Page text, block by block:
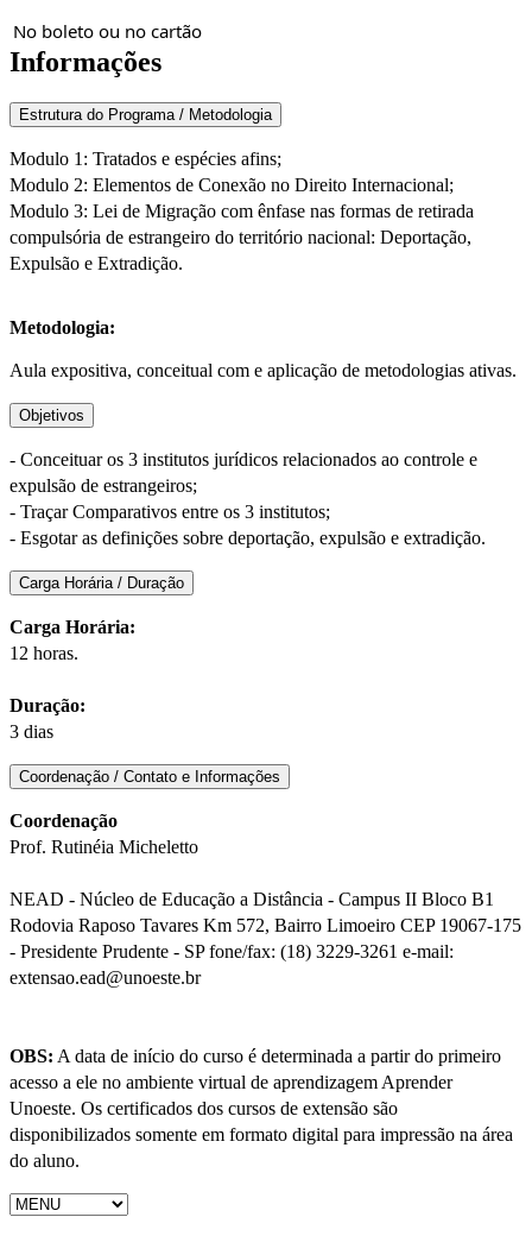
No boleto ou no cartão
Informações
Estrutura do Programa / Metodologia
Modulo 1: Tratados e espécies afins;
Modulo 2: Elementos de Conexão no Direito Internacional;
Modulo 3: Lei de Migração com ênfase nas formas de retirada
compulsória de estrangeiro do território nacional: Deportação,
Expulsão e Extradição.
Metodologia:
Aula expositiva, conceitual com e aplicação de metodologias ativas.
Objetivos
- Conceituar os 3 institutos jurídicos relacionados ao controle e
expulsão de estrangeiros;
- Traçar Comparativos entre os 3 institutos;
- Esgotar as definições sobre deportação, expulsão e extradição.
Carga Horária / Duração
Carga Horária:
12 horas.
Duração:
3 dias
Coordenação / Contato e Informações
Coordenação
Prof. Rutinéia Micheletto
NEAD - Núcleo de Educação a Distância - Campus II Bloco B1
Rodovia Raposo Tavares Km 572, Bairro Limoeiro CEP 19067-175
- Presidente Prudente - SP fone/fax: (18) 3229-3261 e-mail:
extensao.ead@unoeste.br
OBS: A data de início do curso é determinada a partir do primeiro
acesso a ele no ambiente virtual de aprendizagem Aprender
Unoeste. Os certificados dos cursos de extensão são
disponibilizados somente em formato digital para impressão na área
do aluno.